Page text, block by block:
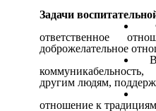
Задачи
ответственное
доброжелательное
другим людям,
отношение к